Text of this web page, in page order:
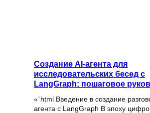
Создание AI-агента для
исследовательских бесед с
LangGraph: пошаговое
«`html Введение в создание
агента с LangGraph В эпоху